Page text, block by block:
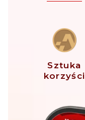
Sztuka
korzyści